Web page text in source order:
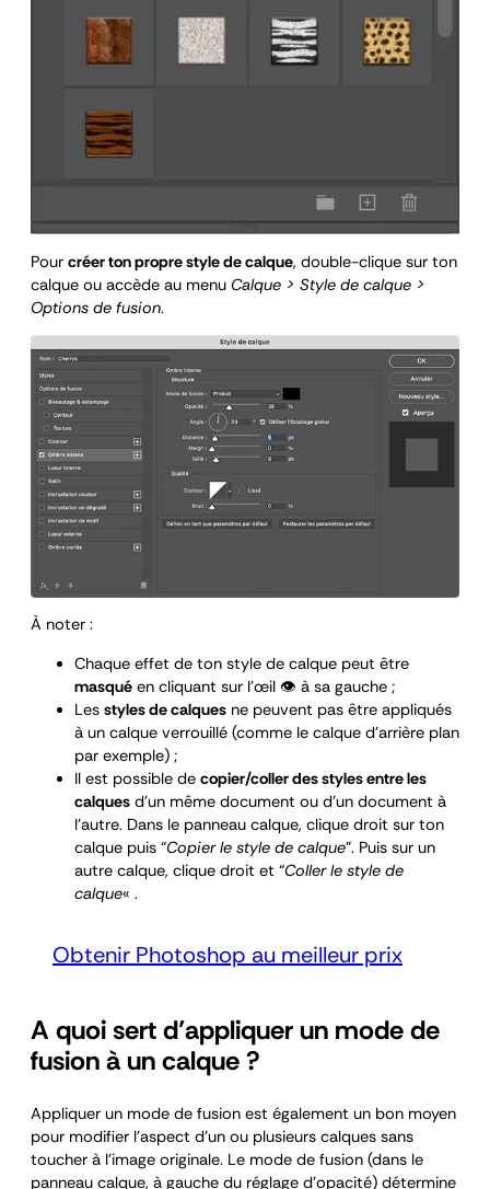
Pour créer ton propre style de calque, double-clique sur ton
calque ou accède au menu Calque > Style de calque >
Options de fusion.
À noter :
Chaque effet de ton style de calque peut être
masqué en cliquant sur l’œil 👁️ à sa gauche ;
Les styles de calques ne peuvent pas être appliqués
à un calque verrouillé (comme le calque d’arrière plan
par exemple) ;
Il est possible de copier/coller des styles entre les
calques d’un même document ou d’un document à
l’autre. Dans le panneau calque, clique droit sur ton
calque puis “Copier le style de calque”. Puis sur un
autre calque, clique droit et “Coller le style de
calque« .
Obtenir Photoshop au meilleur prix
A quoi sert d’appliquer un mode de
fusion à un calque ?
Appliquer un mode de fusion est également un bon moyen
pour modifier l’aspect d’un ou plusieurs calques sans
toucher à l’image originale. Le mode de fusion (dans le
panneau calque, à gauche du réglage d’opacité) détermine